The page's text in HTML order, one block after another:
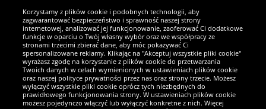
Partnerzy i bezpieczeństwo
Jesteśmy wyjątkowi
Korzystamy z plików cookie i podobnych technologii, aby
zagwarantować bezpieczeństwo i sprawność naszej strony
internetowej, analizować jej funkcjonowanie, zaoferować Ci dodatkowe
funkcje w oparciu o Twój własny wybór oraz we współpracy ze
stronami trzecimi zbierać dane, aby móc pokazywać Ci
spersonalizowane reklamy. Klikając na "Akceptuj wszystkie pliki cookie"
wyrażasz zgodę na korzystanie z plików cookie do przetwarzania
Twoich danych w celach wymienionych w ustawieniach plików cookie
oraz naszej polityce prywatności przez nas oraz strony trzecie. Możesz
wyłączyć wszystkie pliki cookie oprócz tych niezbędnych do
prawidłowego funkcjonowania strony. W ustawieniach plików cookie
możesz pojedynczo włączyć lub wyłączyć konkretne z nich. Więcej